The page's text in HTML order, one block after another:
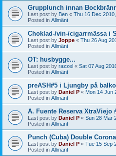
Grupplunch innan
Last post by Ben « Thu 16 Dec
Posted in Allmänt
Choklad-/vin-/cigarrmässa i
Last post by Joppe « Thu 26 Aug
Posted in Allmänt
OT: husbygge...
Last post by razzel « Sat 07 Aug
Posted in Allmänt
preASH#5 i Ljungby på
Last post by Daniel P « Mon 14 Jun
Posted in Allmänt
A. Fuente Reserva XtraViejo
Last post by Daniel P « Sun 28 Mar
Posted in Allmänt
Punch (Cuba) Double
Last post by Daniel P « Tue 15 Sep
Posted in Allmänt